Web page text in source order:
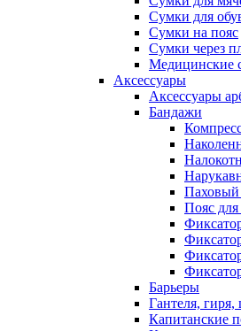
Сумки для
Сумки на пояс
Сумки через
Медицинские
Аксессуары
Аксессуары
Бандажи
Паховый
Пояс
Барьеры
Гантеля, гиря,
Капитанские